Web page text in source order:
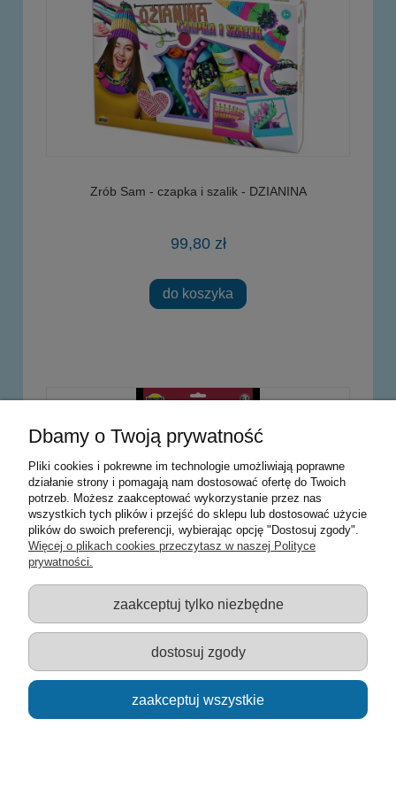
Zrób Sam - czapka i szalik - DZIANINA
99,80 zł
do koszyka
Zdrapywanka Srebrna - Zamek
16,50 zł
do koszyka
Dbamy o Twoją prywatność
Pliki cookies i pokrewne im technologie umożliwiają poprawne
działanie strony i pomagają nam dostosować ofertę do Twoich
potrzeb. Możesz zaakceptować wykorzystanie przez nas
wszystkich tych plików i przejść do sklepu lub dostosować użycie
plików do swoich preferencji, wybierając opcję "Dostosuj zgody".
Więcej o plikach cookies przeczytasz w naszej Polityce
prywatności.
zaakceptuj tylko niezbędne
dostosuj zgody
zaakceptuj wszystkie